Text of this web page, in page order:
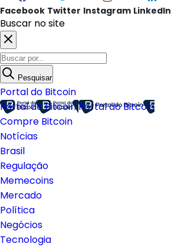
Facebook Twitter Instagram LinkedIn
Buscar no site
Pesquisar
Portal do Bitcoin
Portal do BitcoinPortal do Bitcoin
Compre Bitcoin
Notícias
Brasil
Regulação
Memecoins
Mercado
Política
Negócios
Tecnologia